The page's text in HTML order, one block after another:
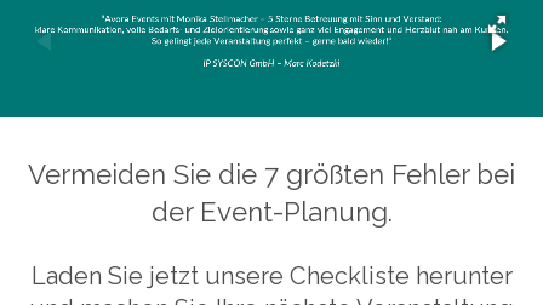
Vermeiden Sie die 7 größten Fehler bei
der Event-Planung.
Laden Sie jetzt unsere Checkliste herunter